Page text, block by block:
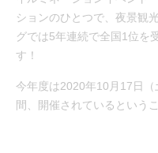
ションのひとつで、夜景観
グでは5年連続で全国1位を
す！
今年度は2020年10月17日
間、開催されているという